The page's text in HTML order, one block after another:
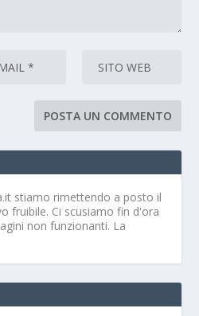
stiamo rimettendo a posto il
fruibile. Ci scusiamo fin d'ora
non funzionanti. La